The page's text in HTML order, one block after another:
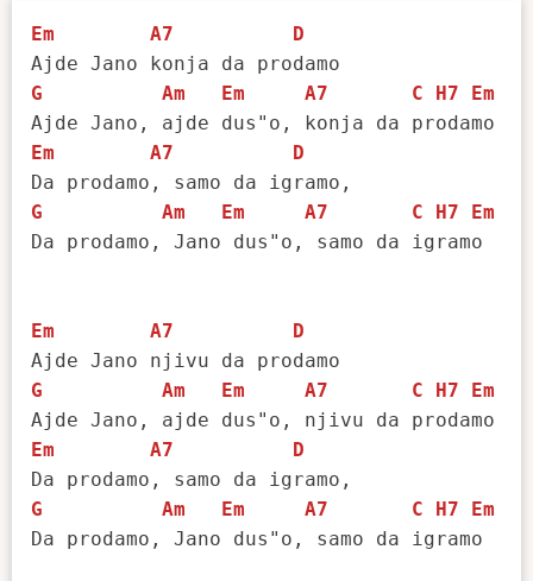
Em A7
D
G
Am Em A7 C H7
Em
Em
A7
D
G
Am Em A7 C H7
Em
Da prodamo, Jano dus"o, samo da igramo
Em A7
D
G
Am Em A7 C H7
Em
Em
A7
D
G
Am Em A7 C H7
Em
Da prodamo, Jano dus"o, samo da igramo